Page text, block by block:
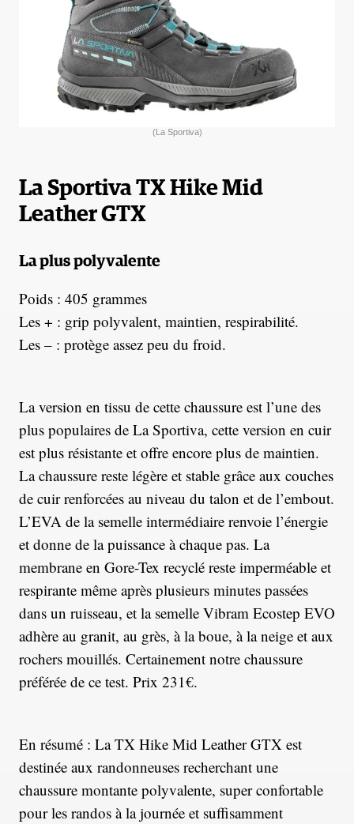
(La Sportiva)
La Sportiva TX Hike Mid
Leather GTX
La plus polyvalente
Poids : 405 grammes
Les + : grip polyvalent, maintien, respirabilité.
Les – : protège assez peu du froid.
La version en tissu de cette chaussure est l’une des
plus populaires de La Sportiva, cette version en cuir
est plus résistante et offre encore plus de maintien.
La chaussure reste légère et stable grâce aux couches
de cuir renforcées au niveau du talon et de l’embout.
L’EVA de la semelle intermédiaire renvoie l’énergie
et donne de la puissance à chaque pas. La
membrane en Gore-Tex recyclé reste imperméable et
respirante même après plusieurs minutes passées
dans un ruisseau, et la semelle Vibram Ecostep EVO
adhère au granit, au grès, à la boue, à la neige et aux
rochers mouillés. Certainement notre chaussure
préférée de ce test. Prix 231€.
En résumé : La TX Hike Mid Leather GTX est
destinée aux randonneuses recherchant une
chaussure montante polyvalente, super confortable
pour les randos à la journée et suffisamment